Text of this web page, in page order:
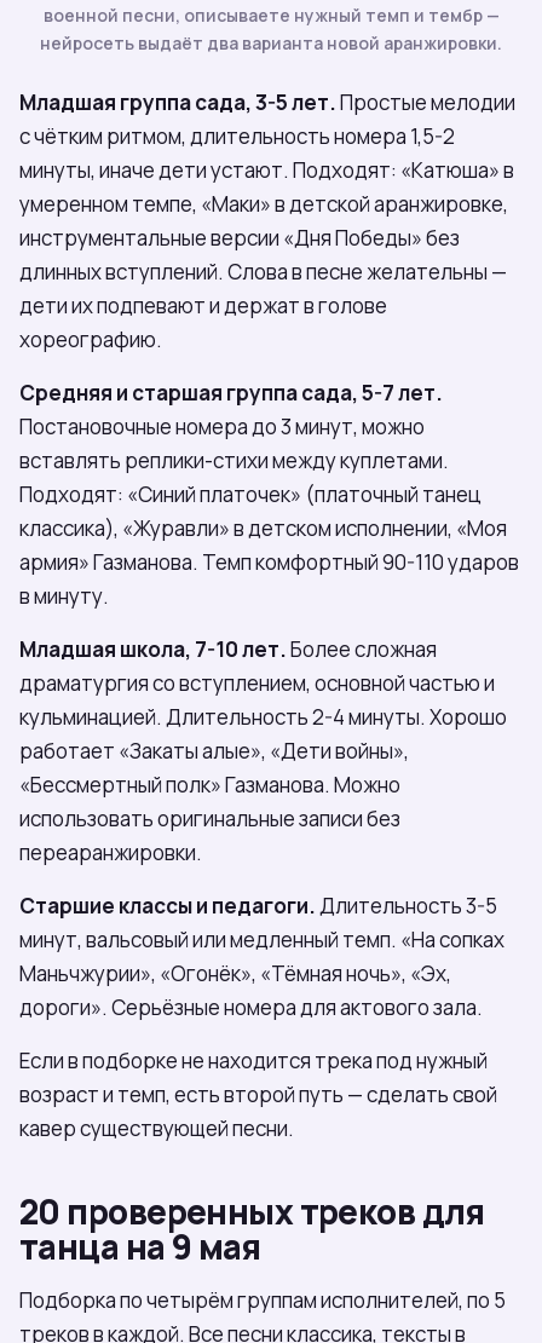
военной песни, описываете нужный темп и тембр —
нейросеть выдаёт два варианта новой аранжировки.
Младшая группа сада, 3-5 лет.Простые мелодии
с чётким ритмом, длительность номера 1,5-2
минуты, иначе дети устают. Подходят: «Катюша» в
умеренном темпе, «Маки» в детской аранжировке,
инструментальные версии «Дня Победы» без
длинных вступлений. Слова в песне желательны —
дети их подпевают и держат в голове
хореографию.
Средняя и старшая группа сада, 5-7 лет.
Постановочные номера до 3 минут, можно
вставлять реплики-стихи между куплетами.
Подходят: «Синий платочек» (платочный танец
классика), «Журавли» в детском исполнении, «Моя
армия» Газманова. Темп комфортный 90-110 ударов
в минуту.
Младшая школа, 7-10 лет.Более сложная
драматургия со вступлением, основной частью и
кульминацией. Длительность 2-4 минуты. Хорошо
работает «Закаты алые», «Дети войны»,
«Бессмертный полк» Газманова. Можно
использовать оригинальные записи без
переаранжировки.
Старшие классы и педагоги. Длительность 3-5
минут, вальсовый или медленный темп. «На сопках
Маньчжурии», «Огонёк», «Тёмная ночь», «Эх,
дороги». Серьёзные номера для актового зала.
Если в подборке не находится трека под нужный
возраст и темп, есть второй путь — сделать свой
кавер существующей песни.
20 проверенных треков для
танца на 9 мая
Подборка по четырём группам исполнителей, по 5
треков в каждой. Все песни классика, тексты в